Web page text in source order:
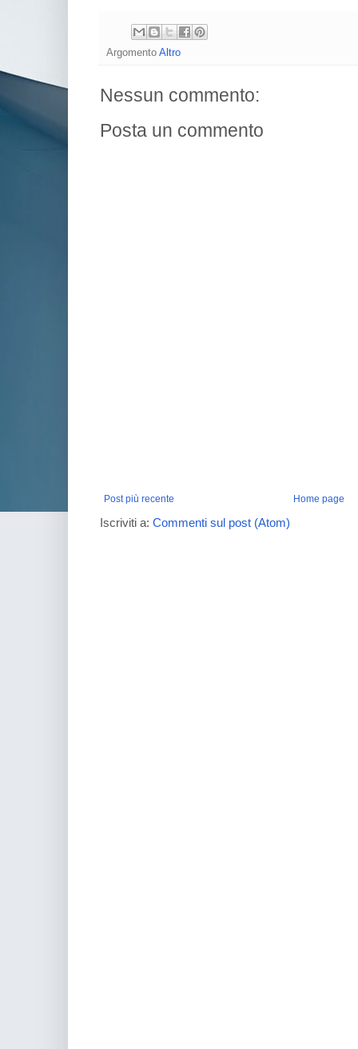
Argomento Altro
Nessun commento:
Posta un commento
Post più recente Home page
Iscriviti a: Commenti sul post (Atom)